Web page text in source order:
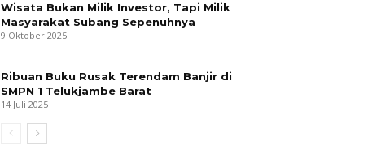
Wisata Bukan Milik Investor, Tapi Milik
Masyarakat Subang Sepenuhnya
9 Oktober 2025
Ribuan Buku Rusak Terendam Banjir di
SMPN 1 Telukjambe Barat
14 Juli 2025